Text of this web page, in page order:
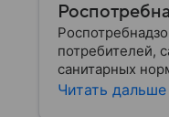
потребителей,
санитарных
руководит им
Читать дальше